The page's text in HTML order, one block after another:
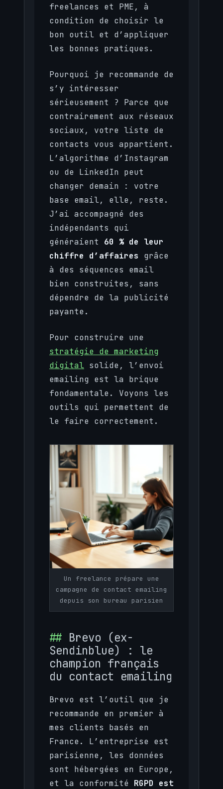
freelances et PME, à
condition de choisir le
bon outil et d’appliquer
les bonnes pratiques.
Pourquoi je recommande de
s’y intéresser
sérieusement ? Parce que
contrairement aux réseaux
sociaux, votre liste de
contacts vous appartient.
L’algorithme d’Instagram
ou de LinkedIn peut
changer demain : votre
base email, elle, reste.
J’ai accompagné des
indépendants qui
généraient 60 % de leur
chiffre d’affaires grâce
à des séquences email
bien construites, sans
dépendre de la publicité
payante.
Pour construire une
stratégie de marketing
digital solide, l’envoi
emailing est la brique
fondamentale. Voyons les
outils qui permettent de
le faire correctement.
Un freelance prépare une
campagne de contact emailing
depuis son bureau parisien
Brevo (ex-
Sendinblue) : le
champion français
du contact emailing
Brevo est l’outil que je
recommande en premier à
mes clients basés en
France. L’entreprise est
parisienne, les données
sont hébergées en Europe,
et la conformité RGPD est